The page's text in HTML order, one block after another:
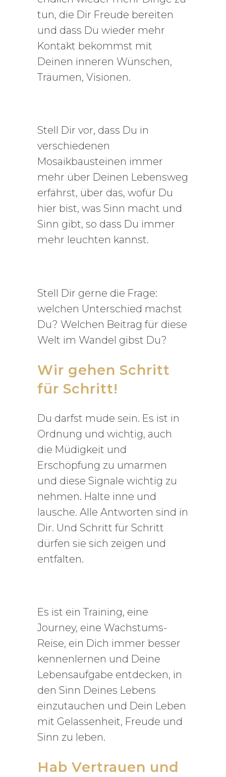
tun, die Dir Freude bereiten
und dass Du wieder mehr
Kontakt bekommst mit
Deinen inneren Wünschen,
Träumen, Visionen.
Stell Dir vor, dass Du in
verschiedenen
Mosaikbausteinen immer
mehr über Deinen Lebensweg
erfährst, über das, wofür Du
hier bist, was Sinn macht und
Sinn gibt, so dass Du immer
mehr leuchten kannst.
Stell Dir gerne die Frage:
welchen Unterschied machst
Du? Welchen Beitrag für diese
Welt im Wandel gibst Du?
Wir gehen Schritt
für Schritt!
Du darfst müde sein. Es ist in
Ordnung und wichtig, auch
die Müdigkeit und
Erschöpfung zu umarmen
und diese Signale wichtig zu
nehmen. Halte inne und
lausche. Alle Antworten sind in
Dir. Und Schritt für Schritt
dürfen sie sich zeigen und
entfalten.
Es ist ein Training, eine
Journey, eine Wachstums-
Reise, ein Dich immer besser
kennenlernen und Deine
Lebensaufgabe entdecken, in
den Sinn Deines Lebens
einzutauchen und Dein Leben
mit Gelassenheit, Freude und
Sinn zu leben.
Hab Vertrauen und